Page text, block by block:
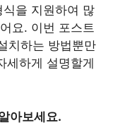
을 지원하여 많
요. 이번 포스트
치하는 방법뿐만
세하게 설명할게
아보세요.